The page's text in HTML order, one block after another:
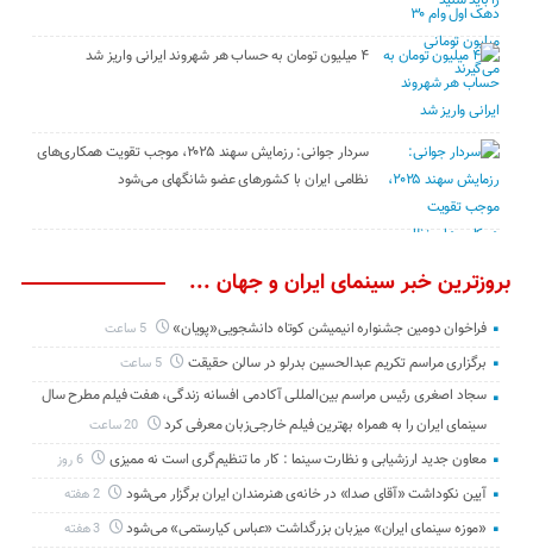
۴ میلیون تومان به حساب هر شهروند ایرانی واریز شد
سردار جوانی: رزمایش سهند ۲۰۲۵، موجب تقویت همکاری‌های
نظامی ایران با کشور‌های عضو شانگهای می‌شود
بروزترین خبر سینمای ایران و جهان ...
فراخوان دومین جشنواره انیمیشن کوتاه دانشجویی«پویان» 5 ساعت
برگزاری مراسم تکریم عبدالحسین بدرلو در سالن حقیقت 5 ساعت
سجاد اصغری رئیس مراسم بین‌المللی آکادمی افسانه زندگی، هفت فیلم مطرح سال
سینمای ایران را به همراه بهترین فیلم خارجی‌زبان معرفی کرد
20 ساعت
معاون جدید ارزشیابی و نظارت سینما : کار ما تنظیم‌گری است نه ممیزی 6 روز
آیین نکوداشت «آقای صدا» در خانه‌ی هنرمندان ایران برگزار می‌شود 2 هفته
«موزه سینمای ایران» میزبان بزرگداشت «عباس کیارستمی» می‌شود 3 هفته